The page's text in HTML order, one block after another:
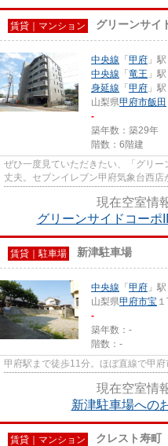
賃貸｜マンション グリーンサイ
中央線 「 甲府 」
中央線 「 竜王 」
身延線 「 甲府 」
山梨県甲府市飯田
-
築年数：築29年
階数：6階建
ぜひ一度見ていただきたい、「グリ
丈夫。セブンイレブン甲府気象台西
現在空室情
グリーンサイドコーポ
賃貸｜駐車場 新津駐車場
中央線 「 甲府 」
山梨県甲府市宝
-
築年数：-
階数：-
甲府駅まで徒歩11分。ほぼ直線で甲府
現在空室情
新津駐車場への
賃貸｜マンション クレスト寿町